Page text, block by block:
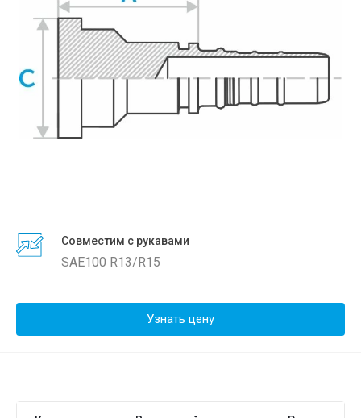
Совместим с рукавами
SAE100 R13/R15
Узнать цену